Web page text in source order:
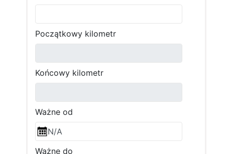
Początkowy kilometr
Końcowy kilometr
Ważne od
Ważne do